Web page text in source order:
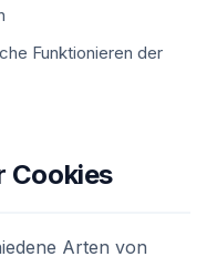
Funktionieren der
Cookies
Arten von